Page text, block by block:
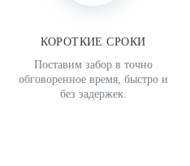
КОРОТКИЕ СРОКИ
Поставим забор в точно
обговоренное время, быстро и
без задержек.